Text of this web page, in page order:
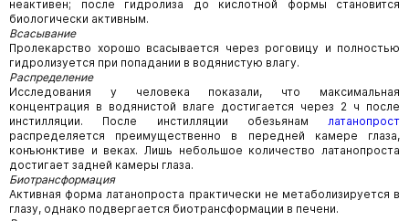
неактивен; после гидролиза до кислотной формы становится
биологически активным.
Всасывание
Пролекарство хорошо всасывается через роговицу и полностью
гидролизуется при попадании в водянистую влагу.
Распределение
Исследования у человека показали, что максимальная
концентрация в водянистой влаге достигается через 2 ч после
инстилляции. После инстилляции обезьянам латанопрост
распределяется преимущественно в передней камере глаза,
конъюнктиве и веках. Лишь небольшое количество латанопроста
достигает задней камеры глаза.
Биотрансформация
Активная форма латанопроста практически не метаболизируется в
глазу, однако подвергается биотрансформации в печени.